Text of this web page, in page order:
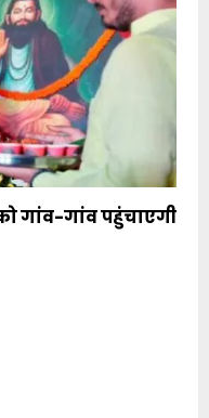
गांव-गांव पहुंचाएगी